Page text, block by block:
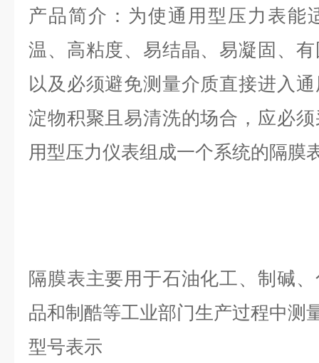
产品简介：为使通用型压力表能
温、高粘度、易结晶、易凝固、
以及必须避免测量介质直接进入
淀物积聚且易清洗的场合，应必
用型压力仪表组成一个系统的隔膜
隔膜表主要用于石油化工、制碱
品和制酷等工业部门生产过程中测
型号表示